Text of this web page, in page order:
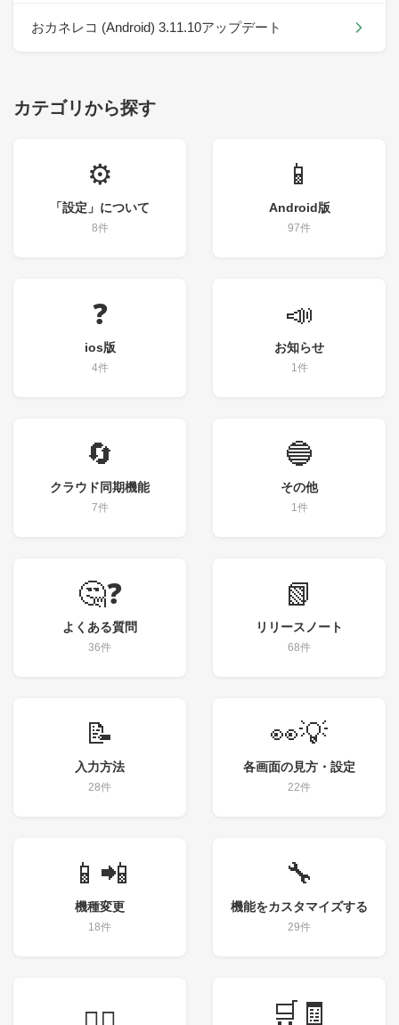
おカネレコ (Android) 3.11.10アップデート
カテゴリから探す
⚙️
「設定」について
8件
📱
Android版
97件
❓
ios版
4件
📣
お知らせ
1件
🔄
クラウド同期機能
7件
🔵
その他
1件
🤔❓
よくある質問
36件
📗
リリースノート
68件
📝
入力方法
28件
👀💡
各画面の見方・設定
22件
📱📲
機種変更
18件
🔧
機能をカスタマイズする
29件
🛒🧾